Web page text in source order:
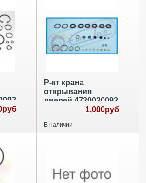
Р-кт крана
открывания
дверей 4720020092
1,000руб
В наличии